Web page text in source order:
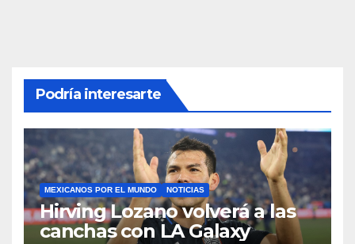
Podría interesarte
MEXICANOS POR EL MUNDO NOTICIAS
Hirving Lozano volverá a las
canchas con LA Galaxy